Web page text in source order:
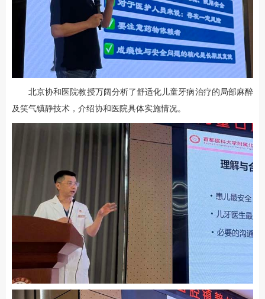
北京协和医院教授万阔分析了舒适化儿童牙病治疗的局部麻醉
及笑气镇静技术，介绍协和医院具体实施情况。